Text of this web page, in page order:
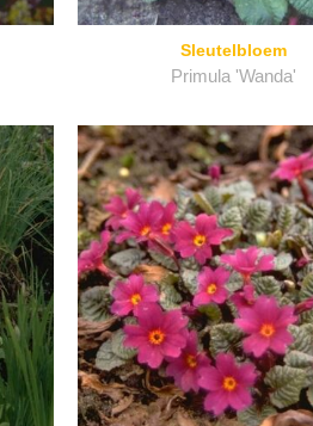
Sleutelbloem
Primula 'Wanda'